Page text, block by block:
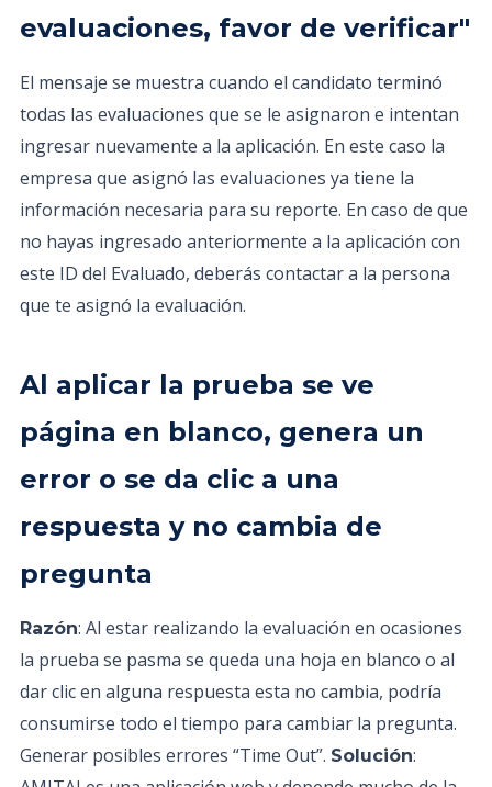
evaluaciones, favor de verificar"
El mensaje se muestra cuando el candidato terminó
todas las evaluaciones que se le asignaron e intentan
ingresar nuevamente a la aplicación. En este caso la
empresa que asignó las evaluaciones ya tiene la
información necesaria para su reporte. En caso de que
no hayas ingresado anteriormente a la aplicación con
este ID del Evaluado, deberás contactar a la persona
que te asignó la evaluación.
Al aplicar la prueba se ve
página en blanco, genera un
error o se da clic a una
respuesta y no cambia de
pregunta
Razón: Al estar realizando la evaluación en ocasiones
la prueba se pasma se queda una hoja en blanco o al
dar clic en alguna respuesta esta no cambia, podría
consumirse todo el tiempo para cambiar la pregunta.
Generar posibles errores “Time Out”. Solución: